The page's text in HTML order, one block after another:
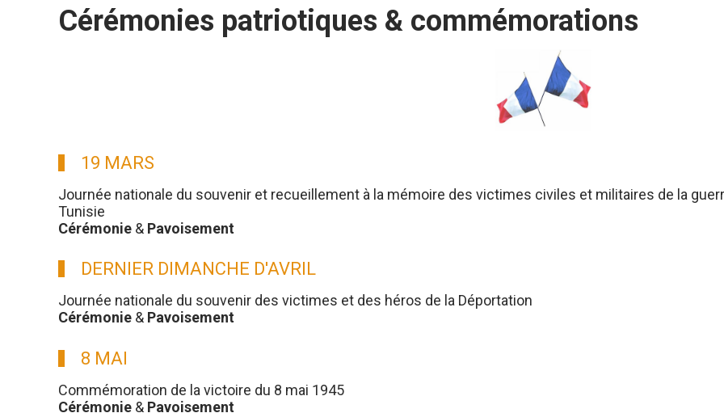
Cérémonies patriotiques & commémorations
19 MARS
Journée nationale du souvenir et recueillement à la mémoire des victimes civiles et militaires de la
Tunisie
Cérémonie & Pavoisement
DERNIER DIMANCHE D'AVRIL
Journée nationale du souvenir des victimes et des héros de la Déportation
Cérémonie & Pavoisement
8 MAI
Commémoration de la victoire du 8 mai 1945
Cérémonie & Pavoisement